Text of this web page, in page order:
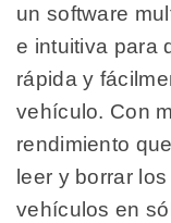
un software
e intuitiva para
rápida y
vehículo. Con
rendimiento
leer y borrar
vehículos en